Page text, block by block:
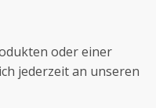
oder einer
jederzeit an unseren